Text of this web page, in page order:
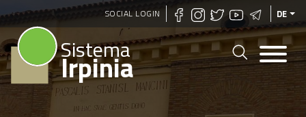
Direkt
zum
Inhalt
SOCIAL LOGIN DE
Sistema
Irpinia